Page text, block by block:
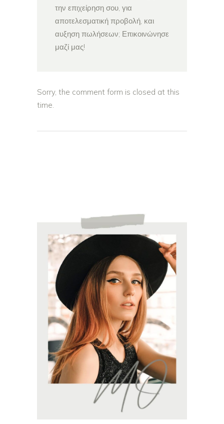
την επιχείρηση σου, για
αποτελεσματική προβολή, και
αυξηση πωλήσεων; Επικοινώνησε
μαζί μας!
Sorry, the comment form is closed at this
time.